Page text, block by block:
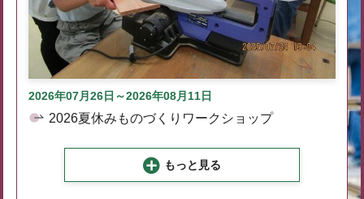
2026年07月26日～2026年08月11日
2026夏休みものづくりワークショップ
もっと見る